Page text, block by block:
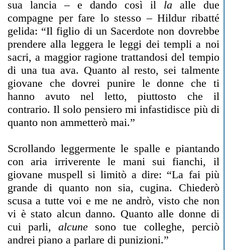
sua lancia – e dando così il la alle due
compagne per fare lo stesso – Hildur ribatté
gelida: “Il figlio di un Sacerdote non dovrebbe
prendere alla leggera le leggi dei templi a noi
sacri, a maggior ragione trattandosi del tempio
di una tua ava. Quanto al resto, sei talmente
giovane che dovrei punire le donne che ti
hanno avuto nel letto, piuttosto che il
contrario. Il solo pensiero mi infastidisce più di
quanto non ammetterò mai.”
Scrollando leggermente le spalle e piantando
con aria irriverente le mani sui fianchi, il
giovane muspell si limitò a dire: “La fai più
grande di quanto non sia, cugina. Chiederò
scusa a tutte voi e me ne andrò, visto che non
vi è stato alcun danno. Quanto alle donne di
cui parli,alcune sono tue colleghe, perciò
andrei piano a parlare di punizioni.”